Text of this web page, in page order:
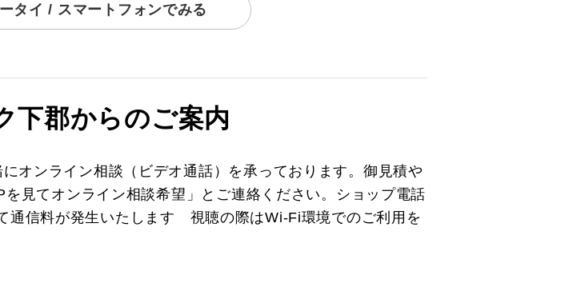
タイ / スマートフォンでみる
下郡からのご案内
オンライン相談（ビデオ通話）を承っております。御見積や
見てオンライン相談希望」とご連絡ください。ショップ電話
信料が発生いたします 視聴の際はWi-Fi環境でのご利用を